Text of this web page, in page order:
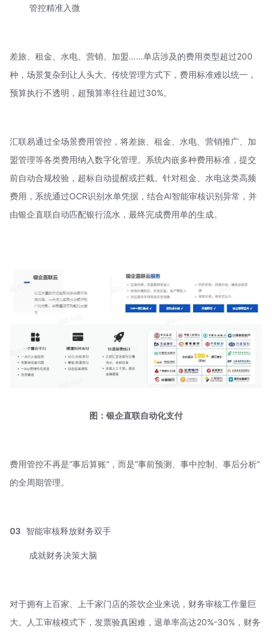
管控精准入微
差旅、租金、水电、营销、加盟……单店涉及的费用类型超过200
种，场景复杂到让人头大。传统管理方式下，费用标准难以统一，
预算执行不透明，超预算率往往超过30%。
汇联易通过全场景费用管控，将差旅、租金、水电、营销推广、加
盟管理等各类费用纳入数字化管理。系统内嵌多种费用标准，提交
前自动合规校验，超标自动提醒或拦截。针对租金、水电这类高频
费用，系统通过OCR识别水单凭据，结合AI智能审核识别异常，并
由银企直联自动匹配银行流水，最终完成费用单的生成。
图：银企直联自动化支付
费用管控不再是“事后算账”，而是“事前预测、事中控制、事后分析”
的全周期管理。
03 智能审核释放财务双手
成就财务决策大脑
对于拥有上百家、上千家门店的茶饮企业来说，财务审核工作量巨
大。人工审核模式下，发票验真困难，退单率高达20%-30%，财务